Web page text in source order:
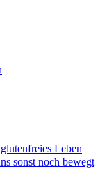
Leben
sonst noch bewegt